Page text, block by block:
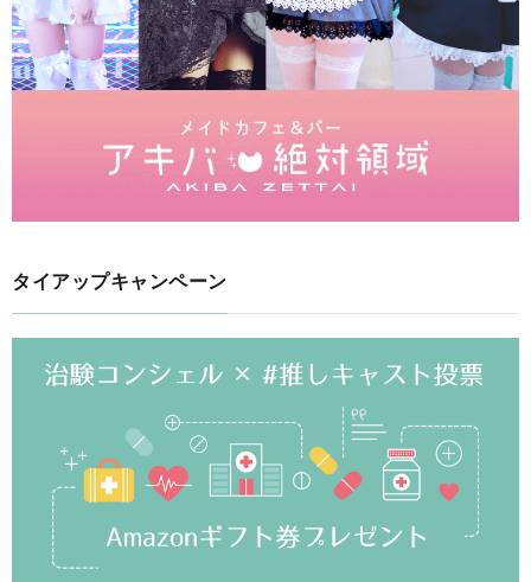
タイアップキャンペーン